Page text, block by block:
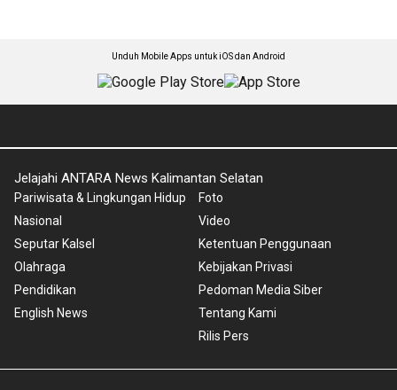
Unduh Mobile Apps untuk iOS dan Android
Jelajahi ANTARA News Kalimantan Selatan
Pariwisata & Lingkungan Hidup
Nasional
Seputar Kalsel
Olahraga
Pendidikan
English News
Foto
Video
Ketentuan Penggunaan
Kebijakan Privasi
Pedoman Media Siber
Tentang Kami
Rilis Pers